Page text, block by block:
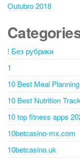
Outubro 2018
! Без рубрики
1
10 Best Meal
10 Best Nutrition
10 top fitness apps
10betcasino-mx.com
10betcasino.uk